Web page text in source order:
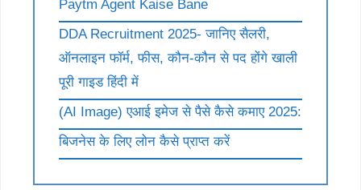
Paytm Agent Kaise Bane
DDA Recruitment 2025- जानिए सैलरी,
ऑनलाइन फॉर्म, फीस, कौन-कौन से पद होंगे खाली
पूरी गाइड हिंदी में
(AI Image) एआई इमेज से पैसे कैसे कमाए 2025:
बिजनेस के लिए लोन कैसे प्राप्त करें